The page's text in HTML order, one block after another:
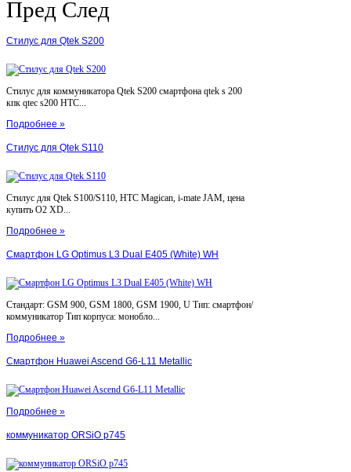
Пред След
Стилус для Qtek S200
Стилус для коммуникатора Qtek S200 смартфона qtek s 200
кпк qtec s200 HTC...
Подробнее »
Стилус для Qtek S110
Стилус для Qtek S100/S110, HTC Magican, i-mate JAM, цена
купить O2 XD...
Подробнее »
Смартфон LG Optimus L3 Dual E405 (White) WH
Стандарт: GSM 900, GSM 1800, GSM 1900, U Тип: смартфон/
коммуникатор Тип корпуса: монобло...
Подробнее »
Смартфон Huawei Ascend G6-L11 Metallic
Подробнее »
коммуникатор ORSiO p745